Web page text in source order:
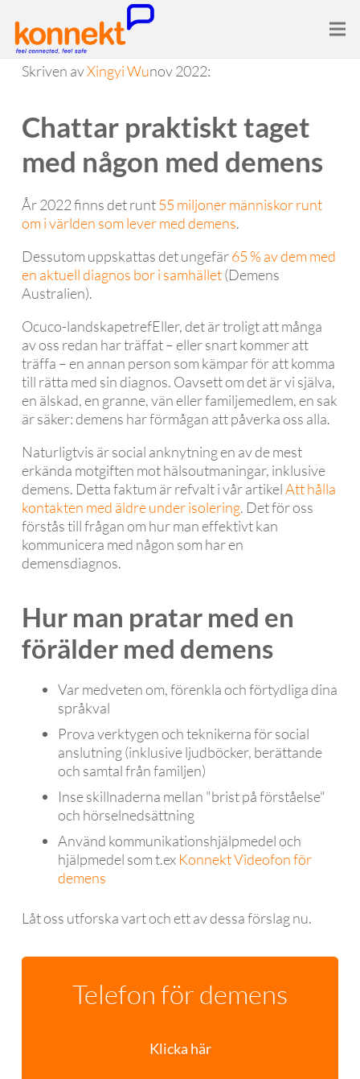
Skriven avXingyi Wunov 2022:
Chattar praktiskt taget
med någon med demens
År 2022 finns det runt55 miljoner människor runt
om i världen som lever med demens.
Dessutom uppskattas det ungefär65 % av dem med
en aktuell diagnos bor i samhället(Demens
Australien).
Ocuco-landskapetrefEller, det är troligt att många
av oss redan har träffat – eller snart kommer att
träffa – en annan person som kämpar för att komma
till rätta med sin diagnos. Oavsett om det är vi själva,
en älskad, en granne, vän eller familjemedlem, en sak
är säker: demens har förmågan att påverka oss alla.
Naturligtvis är social anknytning en av de mest
erkända motgiften mot hälsoutmaningar, inklusive
demens. Detta faktum är refvalt i vår artikelAtt hålla
kontakten med äldre under isolering. Det för oss
förstås till frågan om hur man effektivt kan
kommunicera med någon som har en
demensdiagnos.
Hur man pratar med en
förälder med demens
Var medveten om, förenkla och förtydliga dina
språkval
Prova verktygen och teknikerna för social
anslutning (inklusive ljudböcker, berättande
och samtal från familjen)
Inse skillnaderna mellan "brist på förståelse"
och hörselnedsättning
Använd kommunikationshjälpmedel och
hjälpmedel som t.ex Konnekt Videofon för
demens
Låt oss utforska vart och ett av dessa förslag nu.
Telefon för demens
Klicka här